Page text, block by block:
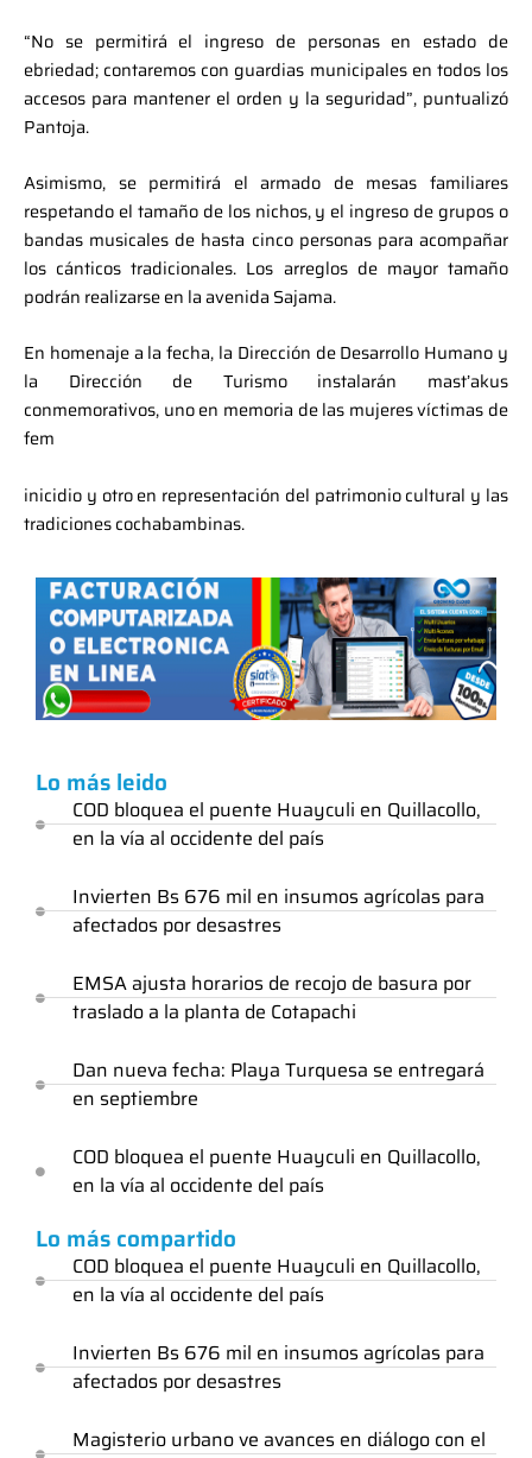
“No se permitirá el ingreso de personas en estado de
ebriedad; contaremos con guardias municipales en todos los
accesos para mantener el orden y la seguridad”, puntualizó
Pantoja.
Asimismo, se permitirá el armado de mesas familiares
respetando el tamaño de los nichos, y el ingreso de grupos o
bandas musicales de hasta cinco personas para acompañar
los cánticos tradicionales. Los arreglos de mayor tamaño
podrán realizarse en la avenida Sajama.
En homenaje a la fecha, la Dirección de Desarrollo Humano y
la Dirección de Turismo instalarán mast’akus
conmemorativos, uno en memoria de las mujeres víctimas de
fem
inicidio y otro en representación del patrimonio cultural y las
tradiciones cochabambinas.
Lo más leido
COD bloquea el puente Huayculi en Quillacollo,
en la vía al occidente del país
Invierten Bs 676 mil en insumos agrícolas para
afectados por desastres
EMSA ajusta horarios de recojo de basura por
traslado a la planta de Cotapachi
Dan nueva fecha: Playa Turquesa se entregará
en septiembre
COD bloquea el puente Huayculi en Quillacollo,
en la vía al occidente del país
Lo más compartido
COD bloquea el puente Huayculi en Quillacollo,
en la vía al occidente del país
Invierten Bs 676 mil en insumos agrícolas para
afectados por desastres
Magisterio urbano ve avances en diálogo con el